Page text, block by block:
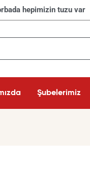
hepimizin tuzu var
Şubelerimiz